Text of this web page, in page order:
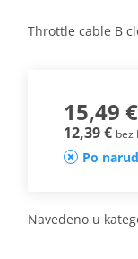
Throttle cable B
15,49 €
12,39 € bez
Po
Navedeno u